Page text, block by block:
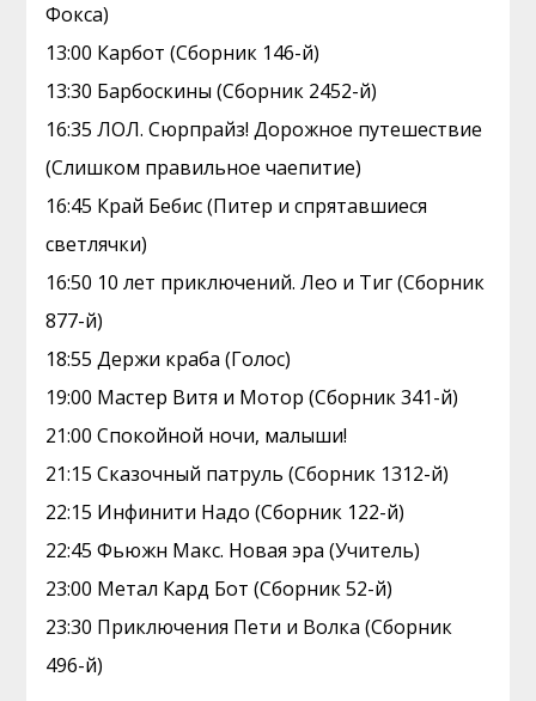
Фокса)
13:00 Карбот (Сборник 146-й)
13:30 Барбоскины (Сборник 2452-й)
16:35 ЛОЛ. Сюрпрайз! Дорожное путешествие
(Слишком правильное чаепитие)
16:45 Край Бебис (Питер и спрятавшиеся
светлячки)
16:50 10 лет приключений. Лео и Тиг (Сборник
877-й)
18:55 Держи краба (Голос)
19:00 Мастер Витя и Мотор (Сборник 341-й)
21:00 Спокойной ночи, малыши!
21:15 Сказочный патруль (Сборник 1312-й)
22:15 Инфинити Надо (Сборник 122-й)
22:45 Фьюжн Макс. Новая эра (Учитель)
23:00 Метал Кард Бот (Сборник 52-й)
23:30 Приключения Пети и Волка (Сборник
496-й)